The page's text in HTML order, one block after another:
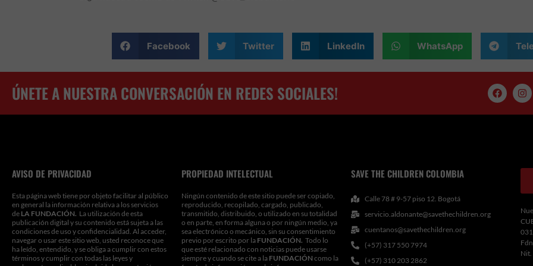
Facebook Twitter LinkedIn WhatsApp
ÚNETE A NUESTRA CONVERSACIÓN EN REDES SOCIALES!
F
a
e
I
n
t
AVISO DE PRIVACIDAD
Esta página web tiene por objeto facilitar al público
en general la información relativa a los servicios
de LA FUNDACIÓN. La utilización de esta
publicación digital y su contenido está sujeta a las
condiciones de uso y confidencialidad. Al acceder,
navegar o usar este sitio web, usted reconoce que
ha leído, entendido, y se obliga a cumplir con estos
términos y cumplir con todas las leyes y
PROPIEDAD INTELECTUAL
Ningún contenido de este sitio puede ser copiado,
reproducido, recopilado, cargado, publicado,
transmitido, distribuido, o utilizado en su totalidad
o en parte, en forma alguna o por ningún medio, ya
sea electrónico o mecánico, sin su consentimiento
previo por escrito por la FUNDACIÓN. Todo lo
que esté relacionado con noticias puede usarse
siempre y cuando se cite a la FUNDACIÓN como la
SAVE THE CHILDREN COLOMBIA
Calle 78 # 9-57 piso 12. Bogotá
servicio.aldonante@savethechildren.org
cuentanos@savethechildren.org
(+57) 317 550 7974
(+57) 310 203 2862